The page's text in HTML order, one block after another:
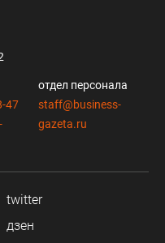
47
отдел персонала
staff@business-
gazeta.ru
twitter
дзен